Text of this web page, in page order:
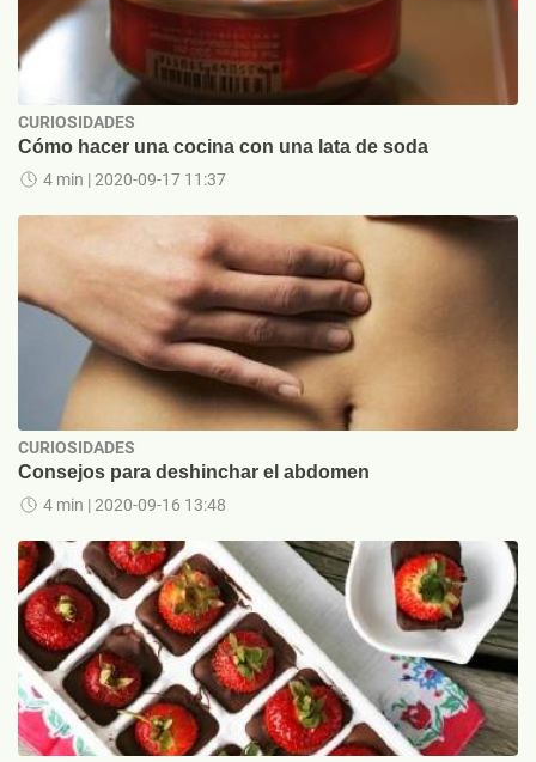
CURIOSIDADES
Cómo hacer una cocina con una lata de soda
4 min | 2020-09-17 11:37
CURIOSIDADES
Consejos para deshinchar el abdomen
4 min | 2020-09-16 13:48